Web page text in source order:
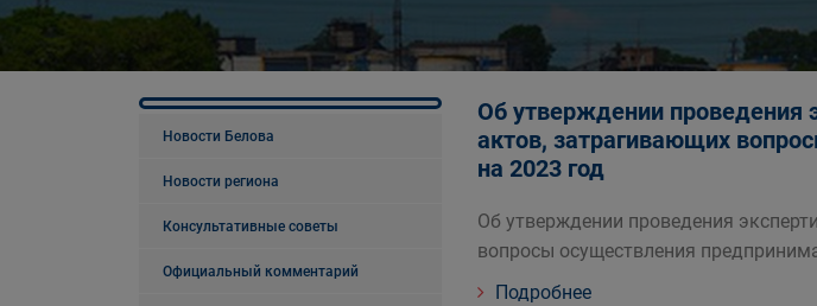
Новости Белова
Новости региона
Консультативные советы
Официальный комментарий
Об утверждении
актов, затрагивающих
на 2023 год
Об утверждении проведения
вопросы осуществления
Подробнее